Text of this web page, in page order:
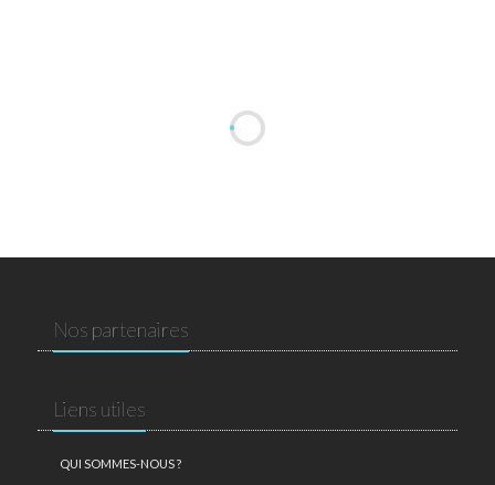
Nos partenaires
Liens utiles
QUI SOMMES-NOUS ?